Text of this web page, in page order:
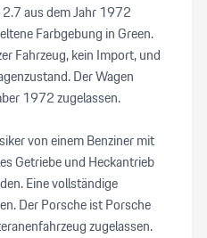
aus dem Jahr 1972
Farbgebung in Green.
Fahrzeug, kein Import, und
Der Wagen
1972 zugelassen.
von einem Benziner mit
Getriebe und Heckantrieb
Eine vollständige
Der Porsche ist Porsche
zugelassen.